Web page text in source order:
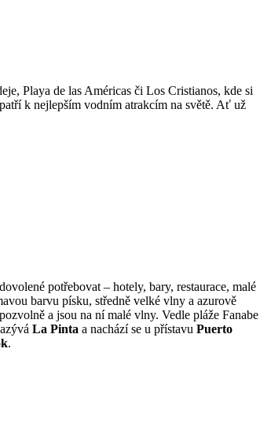
Playa de las Américas či Los Cristianos, kde si
k nejlepším vodním atrakcím na světě. Ať už
potřebovat – hotely, bary, restaurace, malé
barvu písku, středně velké vlny a azurově
a jsou na ní malé vlny. Vedle pláže Fanabe
La Pinta a nachází se u přístavu Puerto
.